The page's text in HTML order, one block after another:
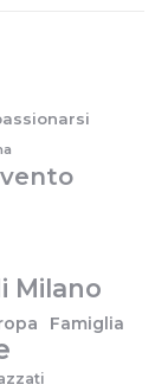
Milano
Famiglia